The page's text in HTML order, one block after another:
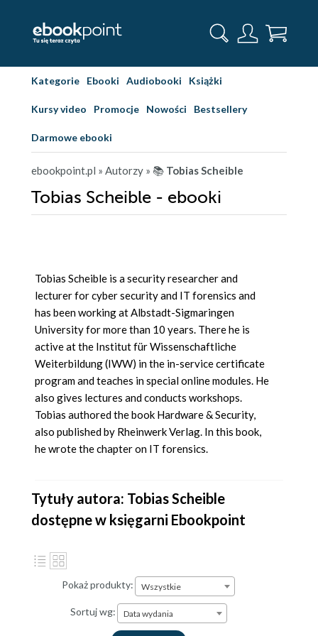
Kategorie Ebooki Audiobooki Książki
Kursy video Promocje Nowości Bestsellery
Darmowe ebooki
ebookpoint.pl » Autorzy » 📚 Tobias Scheible
Tobias Scheible - ebooki
Tobias Scheible is a security researcher and
lecturer for cyber security and IT forensics and
has been working at Albstadt-Sigmaringen
University for more than 10 years. There he is
active at the Institut für Wissenschaftliche
Weiterbildung (IWW) in the in-service certificate
program and teaches in special online modules. He
also gives lectures and conducts workshops.
Tobias authored the book Hardware & Security,
also published by Rheinwerk Verlag. In this book,
he wrote the chapter on IT forensics.
Tytuły autora: Tobias Scheible
dostępne w księgarni Ebookpoint
Pokaż produkty: Wszystkie
Sortuj wg: Data wydania